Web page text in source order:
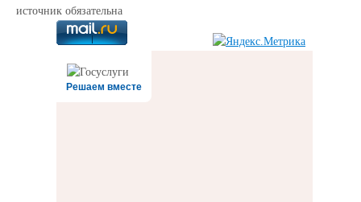
источник обязательна
Решаем вместе